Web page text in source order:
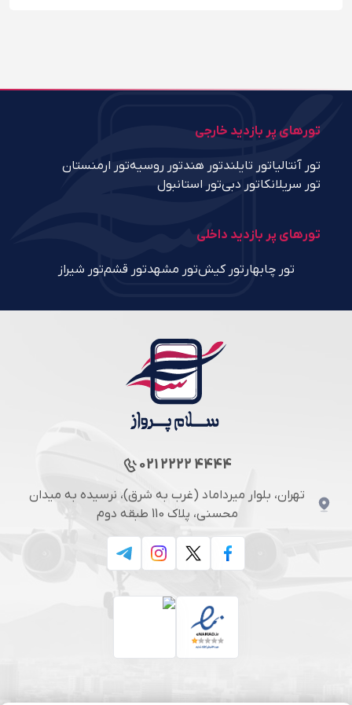
تورهای پر بازدید خارجی
تور آنتالیاتور تایلندتور هندتور روسیهتور ارمنستان
تور سریلانکاتور دبیتور استانبول
تورهای پر بازدید داخلی
تور چابهار تور کیشتور مشهدتور قشمتور شیراز
021 2222 4444
تهران، بلوار میرداماد (غرب به شرق)، نرسیده به میدان
محسنی، پلاک 110 طبقه دوم